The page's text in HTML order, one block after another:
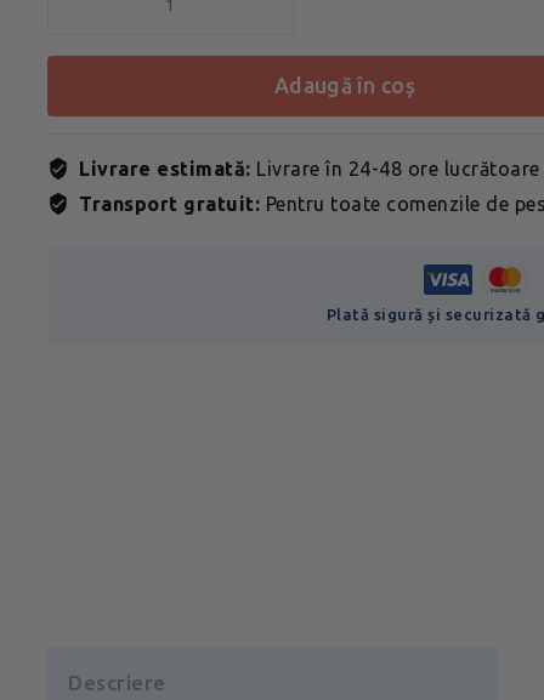
adaugă în coș
Livrare estimată: Livrare în 24-48 ore lucrătoare
Transport gratuit: Pentru toate comenzile de
Plată sigură și securizată
Descriere